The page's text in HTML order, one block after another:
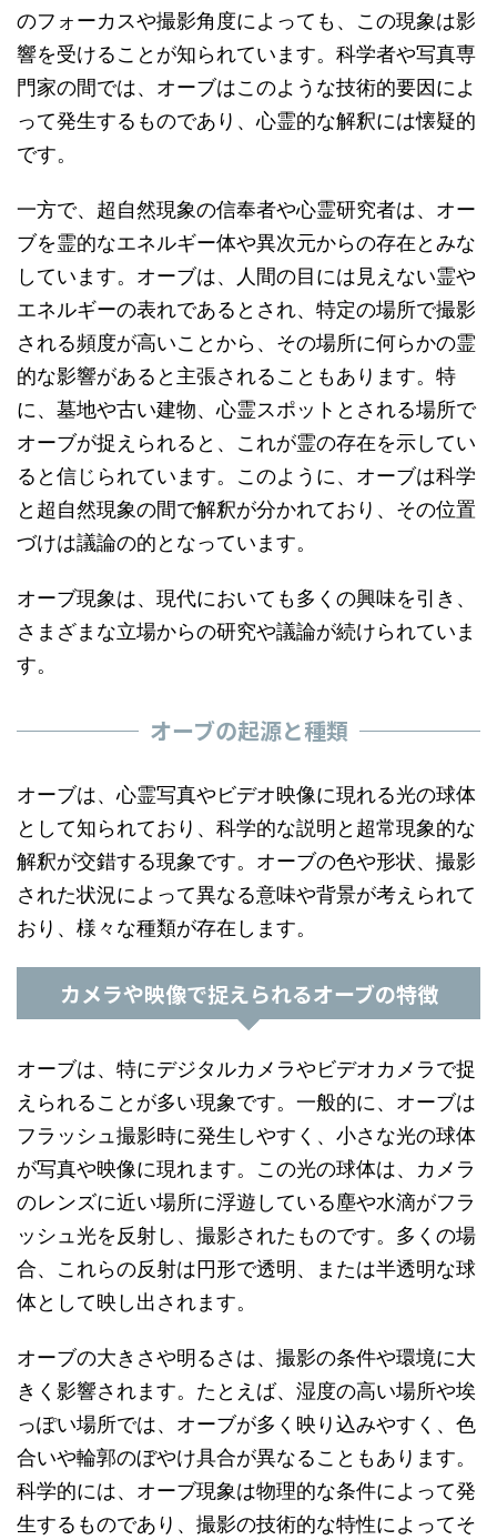
のフォーカスや撮影角度によっても、この現象は影
響を受けることが知られています。科学者や写真専
門家の間では、オーブはこのような技術的要因によ
って発生するものであり、心霊的な解釈には懐疑的
です。
一方で、超自然現象の信奉者や心霊研究者は、オー
ブを霊的なエネルギー体や異次元からの存在とみな
しています。オーブは、人間の目には見えない霊や
エネルギーの表れであるとされ、特定の場所で撮影
される頻度が高いことから、その場所に何らかの霊
的な影響があると主張されることもあります。特
に、墓地や古い建物、心霊スポットとされる場所で
オーブが捉えられると、これが霊の存在を示してい
ると信じられています。このように、オーブは科学
と超自然現象の間で解釈が分かれており、その位置
づけは議論の的となっています。
オーブ現象は、現代においても多くの興味を引き、
さまざまな立場からの研究や議論が続けられていま
す。
オーブの起源と種類
オーブは、心霊写真やビデオ映像に現れる光の球体
として知られており、科学的な説明と超常現象的な
解釈が交錯する現象です。オーブの色や形状、撮影
された状況によって異なる意味や背景が考えられて
おり、様々な種類が存在します。
カメラや映像で捉えられるオーブの特徴
オーブは、特にデジタルカメラやビデオカメラで捉
えられることが多い現象です。一般的に、オーブは
フラッシュ撮影時に発生しやすく、小さな光の球体
が写真や映像に現れます。この光の球体は、カメラ
のレンズに近い場所に浮遊している塵や水滴がフラ
ッシュ光を反射し、撮影されたものです。多くの場
合、これらの反射は円形で透明、または半透明な球
体として映し出されます。
オーブの大きさや明るさは、撮影の条件や環境に大
きく影響されます。たとえば、湿度の高い場所や埃
っぽい場所では、オーブが多く映り込みやすく、色
合いや輪郭のぼやけ具合が異なることもあります。
科学的には、オーブ現象は物理的な条件によって発
生するものであり、撮影の技術的な特性によってそ